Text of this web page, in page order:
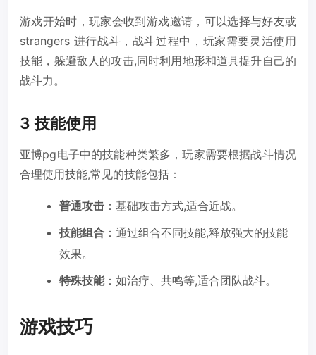
游戏开始时，玩家会收到游戏邀请，可以选择与好友或
strangers 进行战斗，战斗过程中，玩家需要灵活使用
技能，躲避敌人的攻击,同时利用地形和道具提升自己的
战斗力。
3 技能使用
亚博pg电子中的技能种类繁多，玩家需要根据战斗情况
合理使用技能,常见的技能包括：
普通攻击 ：基础攻击方式,适合近战。
技能组合 ：通过组合不同技能,释放强大的技能
效果。
特殊技能：如治疗、共鸣等,适合团队战斗。
游戏技巧